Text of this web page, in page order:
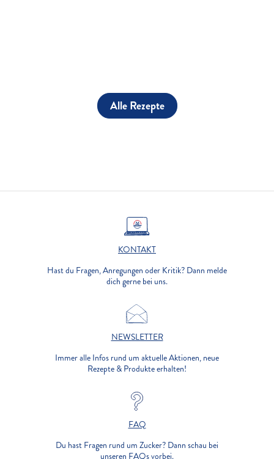
Alle Rezepte
KONTAKT
Hast du Fragen, Anregungen oder Kritik? Dann melde
dich gerne bei uns.
NEWSLETTER
Immer alle Infos rund um aktuelle Aktionen, neue
Rezepte & Produkte erhalten!
FAQ
Du hast Fragen rund um Zucker? Dann schau bei
unseren FAQs vorbei.